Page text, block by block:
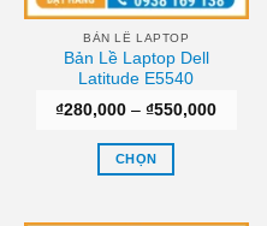
BẢN LỀ LAPTOP
Bản Lề Laptop Dell
Latitude E5540
₫280,000 – ₫550,000Khoảng
CHỌN